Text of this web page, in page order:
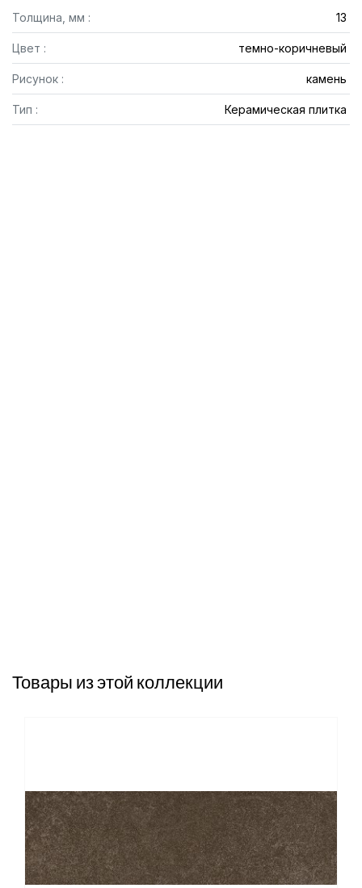
Толщина, мм : 13
Цвет : темно-коричневый
Рисунок : камень
Тип : Керамическая плитка
Товары из этой коллекции